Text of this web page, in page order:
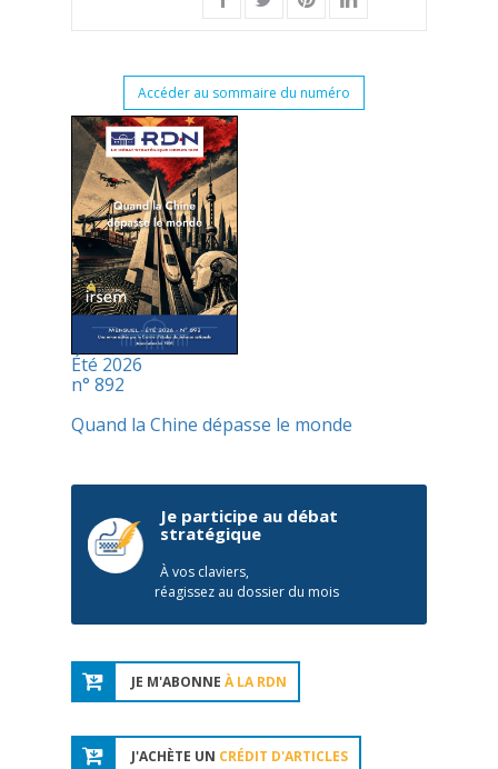
Accéder au sommaire du numéro
Été 2026
n° 892
Quand la Chine dépasse le monde
Je participe au débat
stratégique
À vos claviers,
réagissez au dossier du mois
JE M'ABONNE À LA RDN
J'ACHÈTE UN CRÉDIT D'ARTICLES